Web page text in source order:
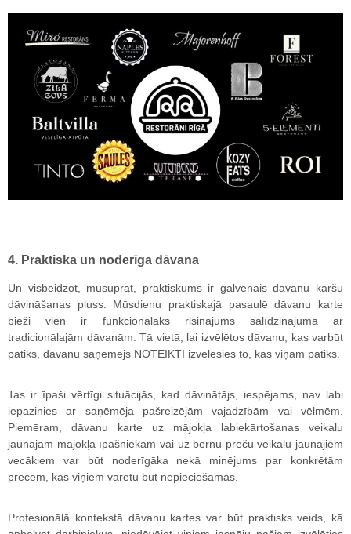
4. Praktiska un noderīga dāvana
Un visbeidzot, mūsuprāt, praktiskums ir galvenais dāvanu karšu
dāvināšanas pluss. Mūsdienu praktiskajā pasaulē dāvanu karte
bieži vien ir funkcionālāks risinājums salīdzinājumā ar
tradicionālajām dāvanām. Tā vietā, lai izvēlētos dāvanu, kas varbūt
patiks, dāvanu saņēmējs NOTEIKTI izvēlēsies to, kas viņam patiks.
Tas ir īpaši vērtīgi situācijās, kad dāvinātājs, iespējams, nav labi
iepazinies ar saņēmēja pašreizējām vajadzībām vai vēlmēm.
Piemēram, dāvanu karte uz mājokļa labiekārtošanas veikalu
jaunajam mājokļa īpašniekam vai uz bērnu preču veikalu jaunajiem
vecākiem var būt noderīgāka nekā minējums par konkrētām
precēm, kas viņiem varētu būt nepieciešamas.
Profesionālā kontekstā dāvanu kartes var būt praktisks veids, kā